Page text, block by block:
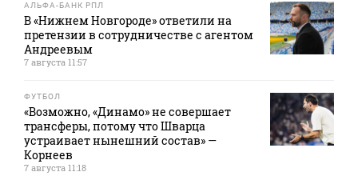
АЛЬФА-БАНК РПЛ
В «Нижнем Новгороде» ответили на
претензии в сотрудничестве с агентом
Андреевым
7 августа 11:57
ФУТБОЛ
«Возможно, «Динамо» не совершает
трансферы, потому что Шварца
устраивает нынешний состав» —
Корнеев
7 августа 11:18